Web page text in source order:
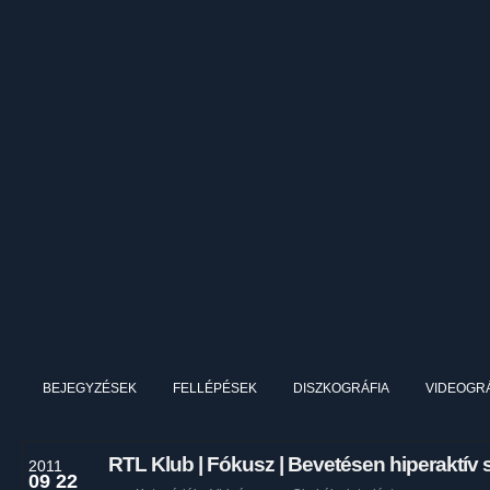
BEJEGYZÉSEK FELLÉPÉSEK DISZKOGRÁFIA
2011
09 22
RTL Klub | Fókusz | Bevetésen hiperaktív